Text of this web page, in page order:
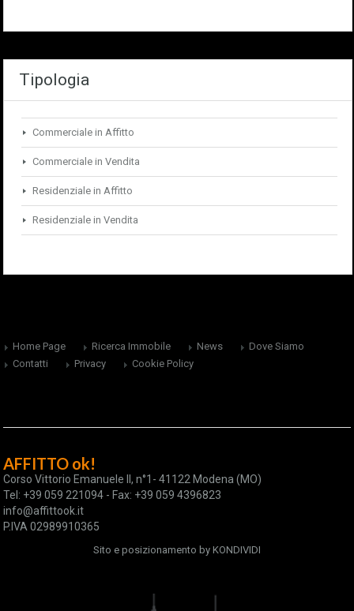
Tipologia
Commerciale in Affitto
Commerciale in Vendita
Residenziale in Affitto
Residenziale in Vendita
Home Page Ricerca Immobile News
Dove Siamo
Contatti
Privacy Cookie Policy
AFFITTO ok!
Corso Vittorio Emanuele II, n°1- 41122 Modena (MO)
Tel: +39 059 221094 - Fax: +39 059 4396823
info@affittook.it
P.IVA 02989910365
Sito e posizionamento by KONDIVIDI